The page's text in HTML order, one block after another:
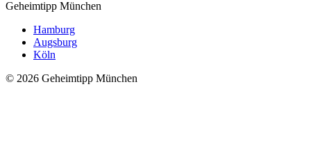
Geheimtipp München
Hamburg
Augsburg
Köln
© 2026 Geheimtipp München